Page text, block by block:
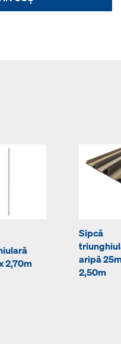
2,70m
Sipcă
aripă
2,50m